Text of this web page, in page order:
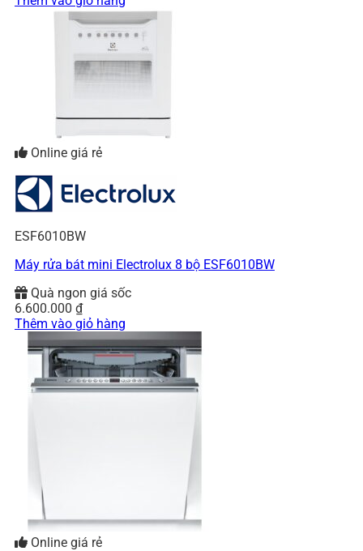
Online giá rẻ
ESF6010BW
Máy rửa bát mini Electrolux 8 bộ ESF6010BW
Quà ngon giá sốc
6.600.000 ₫
Thêm vào giỏ hàng
Online giá rẻ